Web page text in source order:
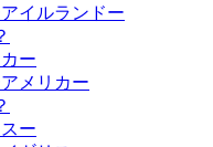
イルランドー
ー
メリカー
ー